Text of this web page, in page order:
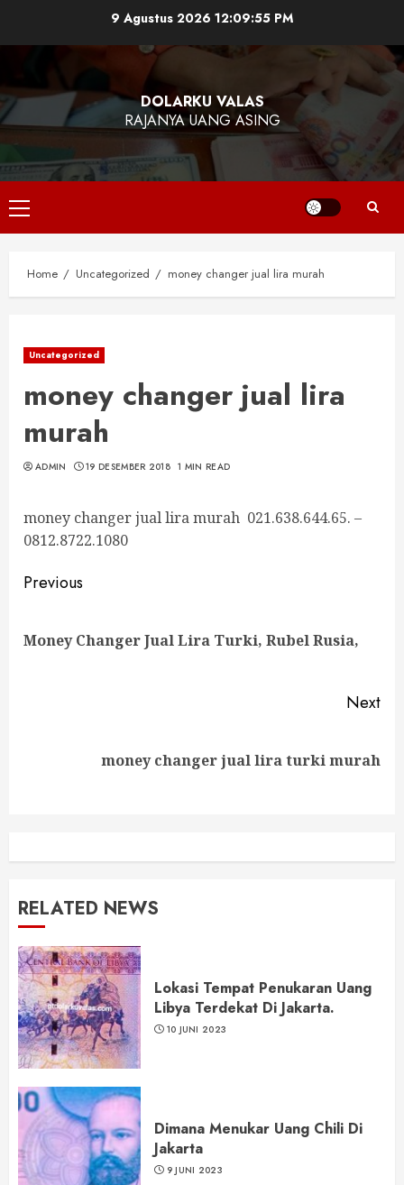
9 Agustus 2026 12:09:55 PM
DOLARKU VALAS
RAJANYA UANG ASING
Primary
Menu
Home Uncategorized money changer jual lira murah
Uncategorized
money changer jual lira
murah
ADMIN 19 DESEMBER 2018 1 MIN READ
money changer jual lira murah 021.638.644.65. –
0812.8722.1080
Continue
Previous
Money Changer Jual Lira Turki, Rubel Rusia,
Next
money changer jual lira turki murah
RELATED NEWS
Lokasi Tempat Penukaran Uang
Libya Terdekat Di Jakarta.
10 JUNI 2023
Dimana Menukar Uang Chili Di
Jakarta
9 JUNI 2023